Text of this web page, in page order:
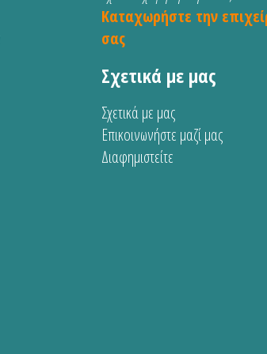
Καταχωρήστε την
σας
Σχετικά με μας
Σχετικά με μας
Επικοινωνήστε μαζί μας
Διαφημιστείτε